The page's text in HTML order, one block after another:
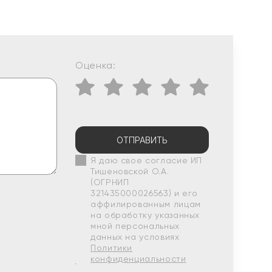
Оценка:
ОТПРАВИТЬ
Я даю свое согласие ИП
Тишеновской О.А.
(ОГРНИП
321435000026563) и его
аффилированным лицам
на обработку указанных
мной персональных
данных на условиях
Политики
конфиденциальности